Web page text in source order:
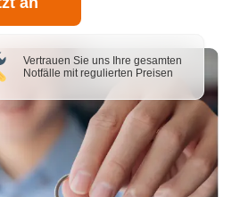
Vertrauen Sie uns Ihre gesamten
Notfälle mit regulierten Preisen